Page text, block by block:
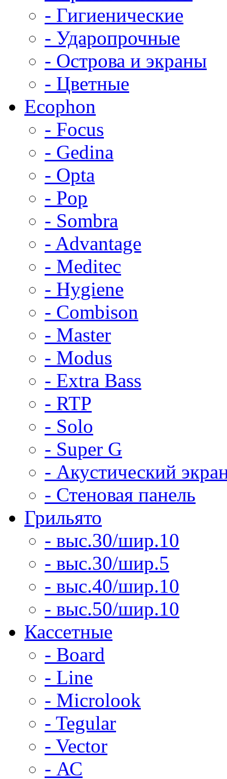
- Гигиенические
- Ударопрочные
- Острова и экраны
- Цветные
Ecophon
- Focus
- Gedina
- Opta
- Pop
- Sombra
- Advantage
- Meditec
- Hygiene
- Combison
- Master
- Modus
- Extra Bass
- RTP
- Solo
- Super G
- Акустический
- Стеновая панель
Грильято
- выс.30/шир.10
- выс.30/шир.5
- выс.40/шир.10
- выс.50/шир.10
Кассетные
- Board
- Line
- Microlook
- Tegular
- Vector
- АС